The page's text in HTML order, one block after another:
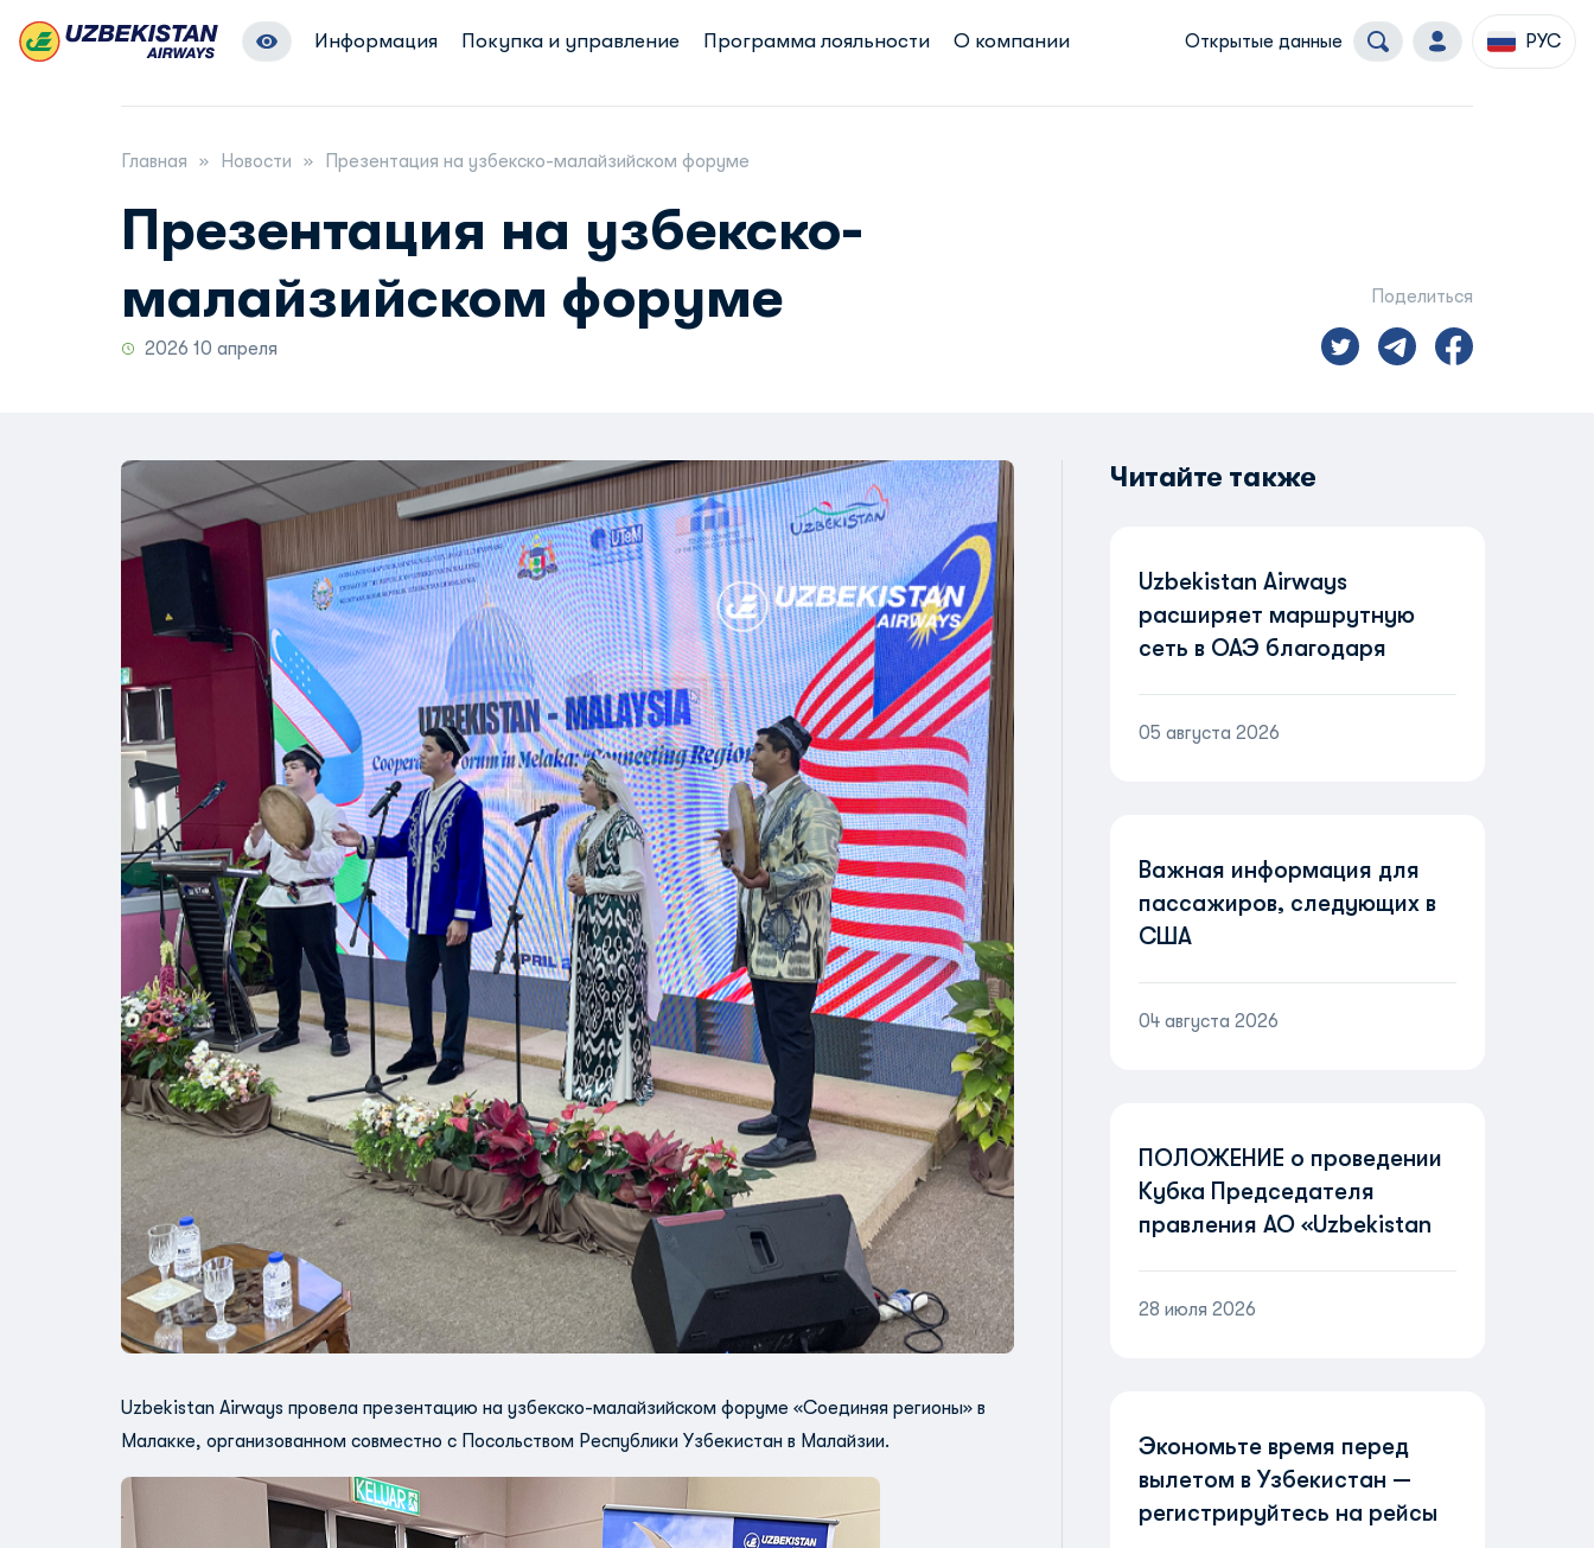
Информация Покупка и управление Программа лояльности О компании Открытые данные РУС
Главная Новости Презентация на узбекско-малайзийском форуме
Презентация на узбекско-
малайзийском форуме
2026 10 апреля
Поделиться
Uzbekistan Airways провела презентацию на узбекско-малайзийском форуме «Соединяя регионы» в
Малакке, организованном совместно с Посольством Республики Узбекистан в Малайзии.
Читайте также
Uzbekistan Airways
расширяет маршрутную
сеть в ОАЭ благодаря
05 августа 2026
Важная информация для
пассажиров, следующих в
США
04 августа 2026
ПОЛОЖЕНИЕ о проведении
Кубка Председателя
правления АО «Uzbekistan
28 июля 2026
Экономьте время перед
вылетом в Узбекистан —
регистрируйтесь на рейсы